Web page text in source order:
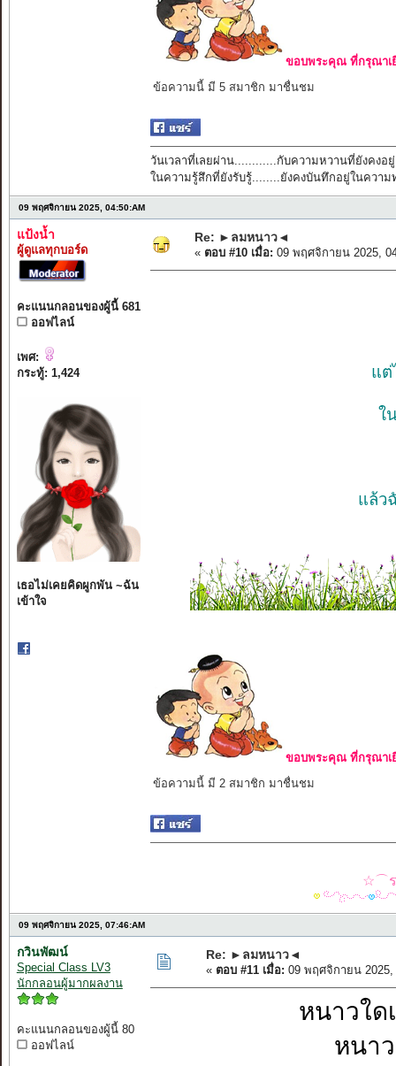
ขอบพระคุณ ที่กรุณาเ
ข้อความนี้ มี 5 สมาชิก มาชื่นชม
วันเวลาที่เลยผ่าน............กับความหวานที่ยังคงอยู่
ในความรู้สึกที่ยังรับรู้........ยังคงบันทึกอยู่ในความ
09 พฤศจิกายน 2025, 04:50:AM
แป้งน้ำ
ผู้ดูแลทุกบอร์ด
คะแนนกลอนของผู้นี้ 681
ออฟไลน์
เพศ:
กระทู้: 1,424
เธอไม่เคยคิดผูกพัน ~ฉัน
เข้าใจ
Re: ►ลมหนาว◄
« ตอบ #10 เมื่อ: 09 พฤศจิกายน 2025,
แต่
ใ
แล้ว
ขอบพระคุณ ที่กรุณาเ
ข้อความนี้ มี 2 สมาชิก มาชื่นชม
☆⌒ร
09 พฤศจิกายน 2025, 07:46:AM
กวินพัฒน์
Special Class LV3
นักกลอนผู้มากผลงาน
คะแนนกลอนของผู้นี้ 80
ออฟไลน์
Re: ►ลมหนาว◄
« ตอบ #11 เมื่อ: 09 พฤศจิกายน 2025,
หนาวใด
หนา